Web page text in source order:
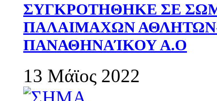
ΣΥΓΚΡΟΤΗΘΗΚΕ ΣΕ
ΠΑΛΑΙΜΑΧΩΝ
ΠΑΝΑΘΗΝΑΊΚΟΥ Α.Ο
13 Μάϊος 2022